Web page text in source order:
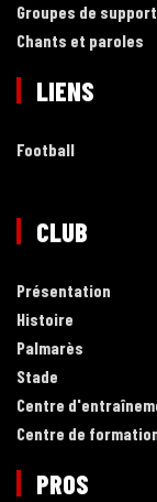
Groupes de
Chants et paroles
LIENS
Football
CLUB
Présentation
Histoire
Palmarès
Stade
Centre
Centre de
PROS